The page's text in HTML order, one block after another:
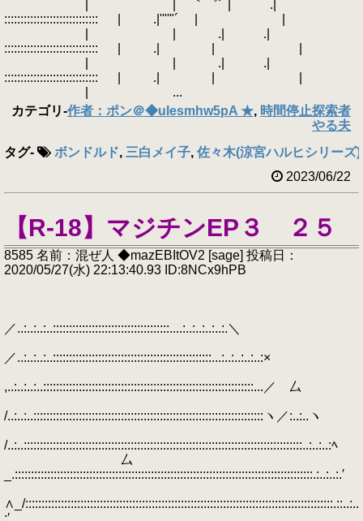
| | ｀゛ﾞ | .|
::::::::::::::::::::::::::::: | .|''''"´ | |
| | .| .|
::::::::::::::::::::::::::::: | .| | |
| | .| .|
::::::::::::::::::::::::::::: | .| | |
| ...
カテゴリ-作者：ポン＠◆uIesmhw5pA ★, 時間停止探索者
やる夫
タグ- ボンドルド, 三白メイ子, 佐々木(涼宮ハルヒシリーズ)
2023/06/22
【R-18】マジチンEP３ ２５
8585 名前：混ぜ人 ◆mazEBItOV2 [sage] 投稿日：
2020/05/27(水) 22:13:40.93 ID:8NCx9hPB
／..:..:..:..::::::::::::::::::::::::::::::::::::....:..:..:..:..:.＼
／..:..:..:..:::::::::::::::::::::::::::::::::::::::::::::::::...:..:..:..:..:×
,..:..:..:..:::::::::::::::::::::::::::::::::::::::::::::::::::::::::::::::::...／ 厶
/..:..:..:::::::::::::::::::::::::::::::::::::::::::::::::::::::::::::::::::::::ヽ／:..:..ヽ
/..:..::::::::::::::::::::::::::::::::::::::::::::::::::::::::::::::::::::::::::::::::::::::..:..:..:ﾍ
厶
_.::::::::::::::::::::::::::::::::::::::::::::::::::::::::::::::::::::::::::::::::::::::::::::.:..:..:.′
∧_/:::::::::::::::::::::::::::::::::::::::::::::::::::::::::::::::::::::::::::::::::::::::::::::::.::..:..
:′